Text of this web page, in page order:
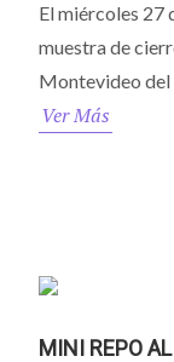
El miércoles 27
muestra de
Montevideo del
Ver Más
MINI REPO